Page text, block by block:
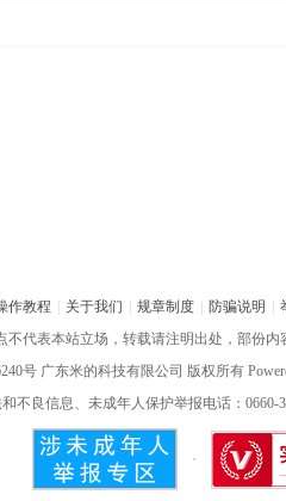
作教程 关于我们 规章制度 防骗说明
代表本站立场，转载请注明出处，部份
号广东米的科技有限公司 版权所有
不良信息、未成年人保护举报电话：0660-